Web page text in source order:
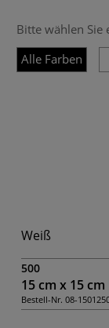
Bitte wählen Sie
Alle Farben
Weiß
500
15 cm x 15 cm
Bestell-Nr. 08-